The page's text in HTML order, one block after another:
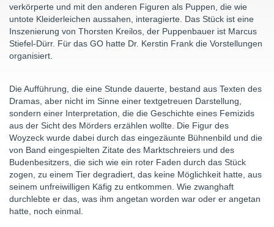
verkörperte und mit den anderen Figuren als Puppen, die wie
untote Kleiderleichen aussahen, interagierte. Das Stück ist eine
Inszenierung von Thorsten Kreilos, der Puppenbauer ist Marcus
Stiefel-Dürr. Für das GO hatte Dr. Kerstin Frank die Vorstellungen
organisiert.
Die Aufführung, die eine Stunde dauerte, bestand aus Texten des
Dramas, aber nicht im Sinne einer textgetreuen Darstellung,
sondern einer Interpretation, die die Geschichte eines Femizids
aus der Sicht des Mörders erzählen wollte. Die Figur des
Woyzeck wurde dabei durch das eingezäunte Bühnenbild und die
von Band eingespielten Zitate des Marktschreiers und des
Budenbesitzers, die sich wie ein roter Faden durch das Stück
zogen, zu einem Tier degradiert, das keine Möglichkeit hatte, aus
seinem unfreiwilligen Käfig zu entkommen. Wie zwanghaft
durchlebte er das, was ihm angetan worden war oder er angetan
hatte, noch einmal.